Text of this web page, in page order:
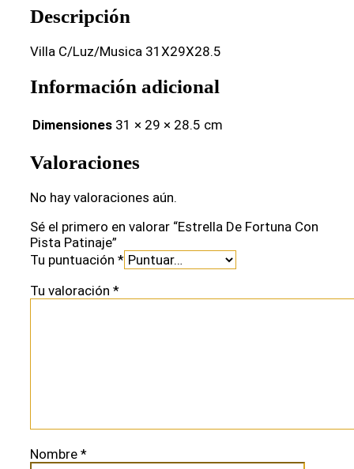
Descripción
Villa C/Luz/Musica 31X29X28.5
Información adicional
Dimensiones 31 × 29 × 28.5 cm
Valoraciones
No hay valoraciones aún.
Sé el primero en valorar “Estrella De Fortuna Con
Pista Patinaje”
Tu puntuación *
Tu valoración *
Nombre *